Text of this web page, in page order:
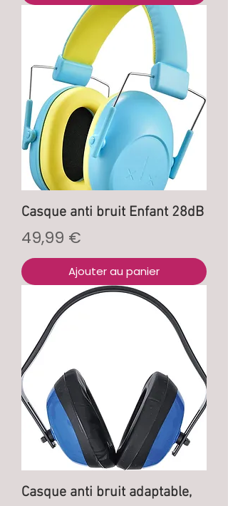
Casque anti bruit Enfant 28dB
Prix
49,99 €
Ajouter au panier
Casque anti bruit adaptable,